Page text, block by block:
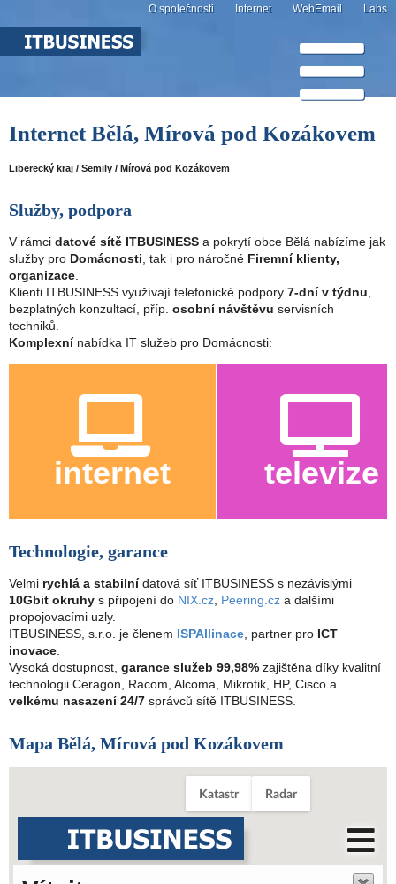
O společnosti Internet WebEmail Labs
Internet Bělá, Mírová pod Kozákovem
Liberecký kraj / Semily / Mírová pod Kozákovem
Služby, podpora
V rámci datové sítě ITBUSINESS a pokrytí obce Bělá nabízíme jak
služby pro Domácnosti , tak i pro náročné Firemní klienty,
organizace
Klienti ITBUSINESS využívají telefonické podpory 7-dní v týdnu
bezplatných konzultací, příp. osobní návštěvu servisních
techniků.
Komplexnínabídka IT služeb pro Domácnosti:
internet televize
Technologie, garance
Velmi rychlá a stabilnídatová síť ITBUSINESS s nezávislými
10Gbit okruhy s připojení do NIX.cz, Peering.cz a dalšími
propojovacími uzly.
ITBUSINESS, s.r.o. je členem ISPAllinace, partner pro ICT
inovace.
Vysoká dostupnost, garance služeb 99,98% zajištěna díky kvalitní
technologii Ceragon, Racom, Alcoma, Mikrotik, HP, Cisco a
velkému nasazení 24/7 správců sítě ITBUSINESS.
Mapa Bělá, Mírová pod Kozákovem